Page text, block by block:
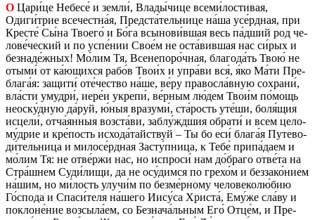
О Цари́це Небе­се́ и земли́, Влады́чице всеми́ло­сти­вая,
Одиги́трие все­чест­на́я, Пред­ста́тель­ни­це на́ша усе́рдная, при
Кре­сте́ Сы́на Тво­е­го́ и Бо́га всы­но­ви́вшая весь па́дший род че­
ло­ве́чес­кий и по успе́нии Свое́м не оста́вив­шая нас си́рых и
без­на­де́жных! Мо́лим Тя, Все­не­по­ро́чная, бла­го­да́ть Твою́ не
отыми́ от ка́ющих­ся рабо́в Твои́х и упра́ви вся́, я́ко Ма́ти Пре­
б­ла­га́я: за­щи­ти́ оте́че­ство на́ше, ве́ру пра­вос­ла́вную со­хра­ни́,
вла́сти умуд­ри́, иере́и укре­пи́, ве́рным лю́дем Твои́м по́мощь
неоску́дную да́руй, ю́ныя вра­зу­ми́, ста́рость уте́ши, боля́щия
ис­це­ли́, отча́янныя воз­ста́ви, заблу́ждшия об­ра­ти́ и всем це­ло­
му́дрие и кре́пость ис­хо­да́тай­ствуй – Ты бо еси́ блага́я Пу­те­во­
ди́тель­ни­ца и ми­ло­се́рдная Засту́пница, к Тебе́ припа́даем и
мо́лим Тя: не отве́ржи нас, но ис­про­си́ нам до́браго отве́та на
Стра́шнем Суди́лищи, да не осу́димся по грехо́м и без­за­ко́нием
на́шим, но ми́лость улучи́м по безме́рному че­ло­ве­ко­лю́бию
Го́спода и Спаси́теля на́шего Иису́са Хри­ста́, Ему́же сла́ву и
по­клоне́ние воз­сы­ла́ем, со Без­на­ча́льным Его́ Отце́м, и Пре­